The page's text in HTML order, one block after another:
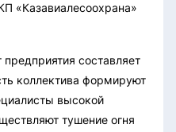
«Казавиалесоохрана»
составляет
коллектива формируют
высокой
тушение огня